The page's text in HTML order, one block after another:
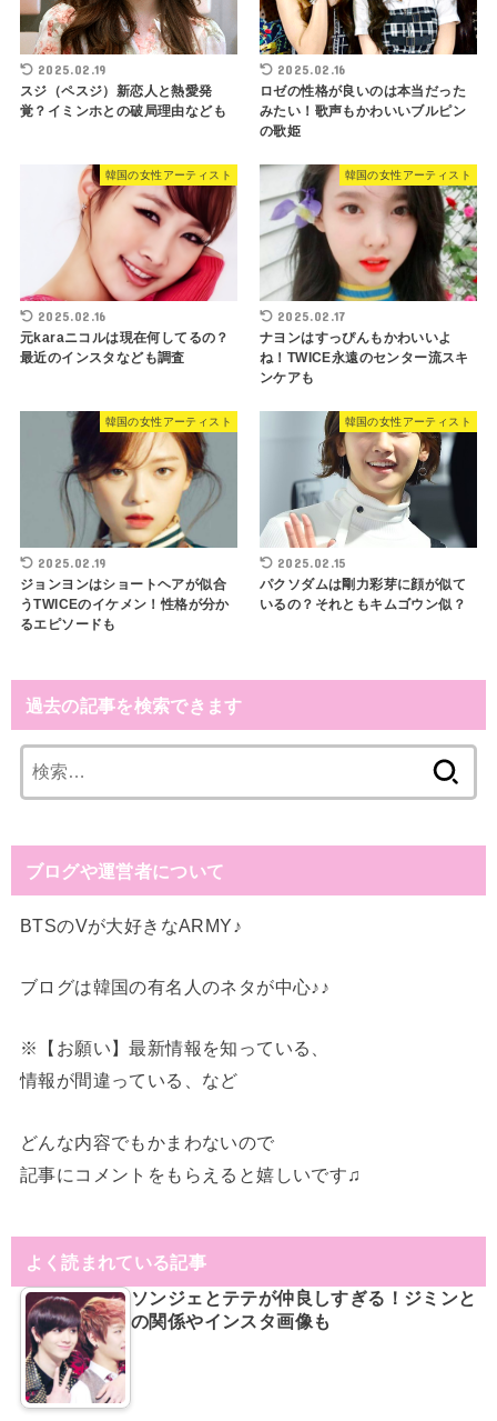
2025.02.19
スジ（ペスジ）新恋人と熱愛発
覚？イミンホとの破局理由なども
2025.02.16
ロゼの性格が良いのは本当だった
みたい！歌声もかわいいブルピン
の歌姫
韓国の女性アーティスト
2025.02.16
元karaニコルは現在何してるの？
最近のインスタなども調査
韓国の女性アーティスト
2025.02.17
ナヨンはすっぴんもかわいいよ
ね！TWICE永遠のセンター流スキ
ンケアも
韓国の女性アーティスト
2025.02.19
ジョンヨンはショートヘアが似合
うTWICEのイケメン！性格が分か
るエピソードも
韓国の女性アーティスト
2025.02.15
パクソダムは剛力彩芽に顔が似て
いるの？それともキムゴウン似？
過去の記事を検索できます
索
ブログや運営者について
BTSのVが大好きなARMY♪
ブログは韓国の有名人のネタが中心♪♪
※【お願い】最新情報を知っている、
情報が間違っている、など
どんな内容でもかまわないので
記事にコメントをもらえると嬉しいです♫
よく読まれている記事
ソンジェとテテが仲良しすぎる！ジミンと
の関係やインスタ画像も